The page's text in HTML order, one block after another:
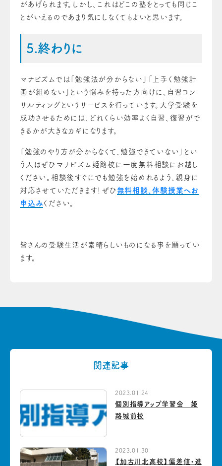
があげられます。しかし、これはどこの塾をとっても同じこ
とがいえるのであまり気にしなくてもよいと思います。
5.終わりに
マナビズムでは「勉強法が分からない」「上手く勉強計
画が組めない」という悩みを持った方向けに、自習コン
サルティングというサービスを行っています。大学受験を
成功させるためには、どれくらい効率よく自習、復習がで
きるかが大きなカギになります。
「勉強のやり方が分からなくて、勉強できていない」とい
う人はぜひマナビズム姫路校に一度無料相談にお越し
ください。相談後すぐにでも勉強を始めれるよう、親身に
対応させていただきます！ぜひ 無料相談、体験授業へお
申込みください。
皆さんの受験生活が素晴らしいものになる事を願ってい
ます。
関連記事
2023.01.24
個別指導アップ学習会 姫
路城前校
2023.01.30
【加古川北高校】偏差値・進